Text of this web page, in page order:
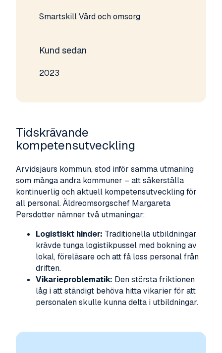
Smartskill Vård och omsorg
Kund sedan
2023
Tidskrävande
kompetensutveckling
Arvidsjaurs kommun, stod inför samma utmaning
som många andra kommuner – att säkerställa
kontinuerlig och aktuell kompetensutveckling för
all personal. Äldreomsorgschef Margareta
Persdotter nämner två utmaningar:
Logistiskt hinder: Traditionella utbildningar
krävde tunga logistikpussel med bokning av
lokal, föreläsare och att få loss personal från
driften.
Vikarieproblematik: Den största friktionen
låg i att ständigt behöva hitta vikarier för att
personalen skulle kunna delta i utbildningar.